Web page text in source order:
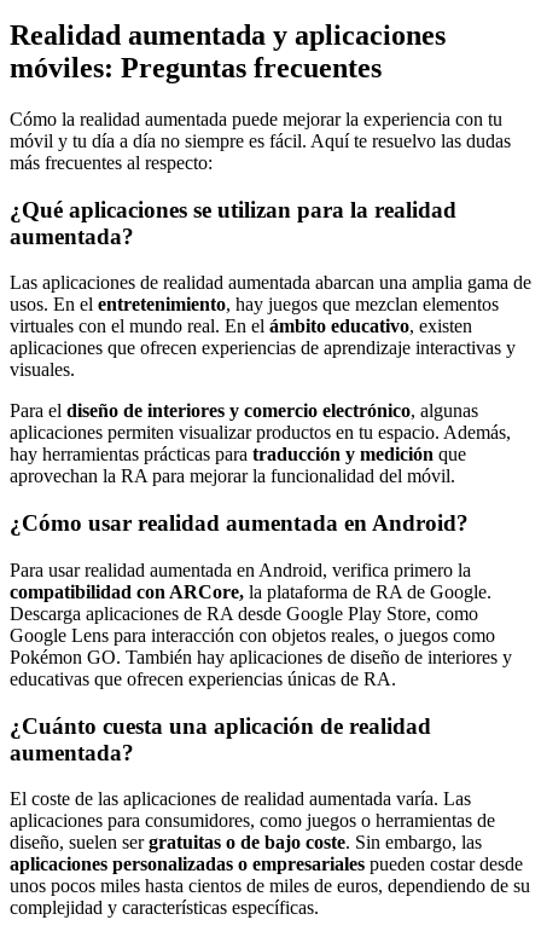
Realidad aumentada y aplicaciones
móviles: Preguntas frecuentes
Cómo la realidad aumentada puede mejorar la experiencia con tu
móvil y tu día a día no siempre es fácil. Aquí te resuelvo las dudas
más frecuentes al respecto:
¿Qué aplicaciones se utilizan para la realidad
aumentada?
Las aplicaciones de realidad aumentada abarcan una amplia gama de
usos. En el entretenimiento, hay juegos que mezclan elementos
virtuales con el mundo real. En el ámbito educativo, existen
aplicaciones que ofrecen experiencias de aprendizaje interactivas y
visuales.
Para el diseño de interiores y comercio electrónico, algunas
aplicaciones permiten visualizar productos en tu espacio. Además,
hay herramientas prácticas para traducción y medición que
aprovechan la RA para mejorar la funcionalidad del móvil.
¿Cómo usar realidad aumentada en Android?
Para usar realidad aumentada en Android, verifica primero la
compatibilidad con ARCore, la plataforma de RA de Google.
Descarga aplicaciones de RA desde Google Play Store, como
Google Lens para interacción con objetos reales, o juegos como
Pokémon GO. También hay aplicaciones de diseño de interiores y
educativas que ofrecen experiencias únicas de RA.
¿Cuánto cuesta una aplicación de realidad
aumentada?
El coste de las aplicaciones de realidad aumentada varía. Las
aplicaciones para consumidores, como juegos o herramientas de
diseño, suelen sergratuitas o de bajo coste. Sin embargo, las
aplicaciones personalizadas o empresariales pueden costar desde
unos pocos miles hasta cientos de miles de euros, dependiendo de su
complejidad y características específicas.